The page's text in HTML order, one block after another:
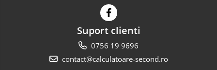
Suport clienti
0756 19 9696
contact@calculatoare-second.ro